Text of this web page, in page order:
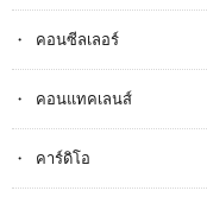
คอนซีลเลอร์
คอนแทคเลนส์
คาร์ดิโอ